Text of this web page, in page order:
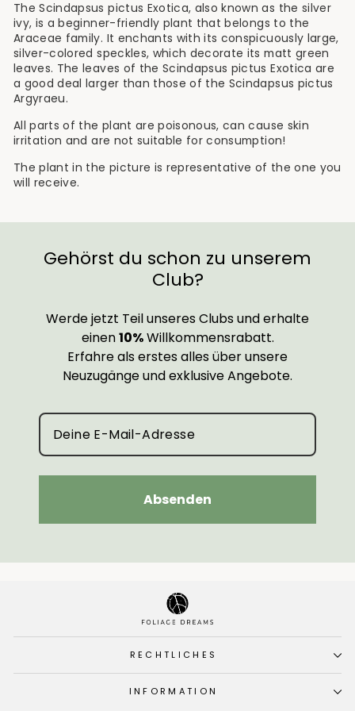
The Scindapsus pictus Exotica, also known as the silver
ivy, is a beginner-friendly plant that belongs to the
Araceae family. It enchants with its conspicuously large,
silver-colored speckles, which decorate its matt green
leaves. The leaves of the Scindapsus pictus Exotica are
a good deal larger than those of the Scindapsus pictus
Argyraeu.
All parts of the plant are poisonous, can cause skin
irritation and are not suitable for consumption!
The plant in the picture is representative of the one you
will receive.
Gehörst du schon zu unserem
Club?
Werde jetzt Teil unseres Clubs und erhalte
einen10%Willkommensrabatt.
Erfahre als erstes alles über unsere
Neuzugänge und exklusive Angebote.
Absenden
RECHTLICHES
INFORMATION